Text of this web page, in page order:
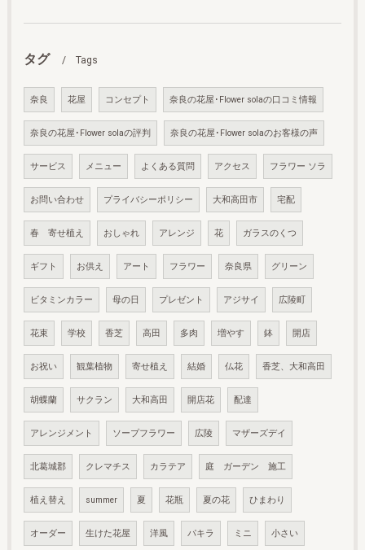
タグ Tags
奈良 花屋 コンセプト 奈良の花屋･Flower solaの口コミ情報
奈良の花屋･Flower solaの評判 奈良の花屋･Flower solaのお客様の声
サービス メニュー よくある質問 アクセス フラワー ソラ
お問い合わせ プライバシーポリシー 大和高田市 宅配
春 寄せ植え おしゃれ アレンジ 花 ガラスのくつ
ギフト お供え アート フラワー 奈良県 グリーン
ビタミンカラー 母の日 プレゼント アジサイ 広陵町
花束 学校 香芝 高田 多肉 増やす 鉢 開店
お祝い 観葉植物 寄せ植え 結婚 仏花 香芝、大和高田
胡蝶蘭 サクラン 大和高田 開店花 配達
アレンジメント ソープフラワー 広陵 マザーズデイ
北葛城郡 クレマチス カラテア 庭 ガーデン 施工
植え替え summer 夏 花瓶 夏の花 ひまわり
オーダー 生けた花屋 洋風 パキラ ミニ 小さい